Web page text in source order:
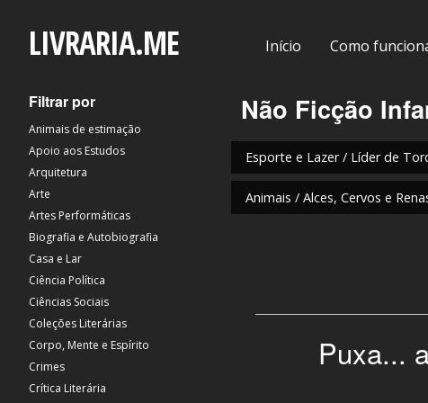
LIVRARIA.ME Início Como
Filtrar por
Animais de estimação
Apoio aos Estudos
Arquitetura
Arte
Artes Performáticas
Biografia e Autobiografia
Casa e Lar
Ciência Política
Ciências Sociais
Coleções Literárias
Corpo, Mente e Espírito
Crimes
Crítica Literária
Não Ficção
Esporte e Lazer / Líder de
Animais / Alces, Cervos e
Puxa...